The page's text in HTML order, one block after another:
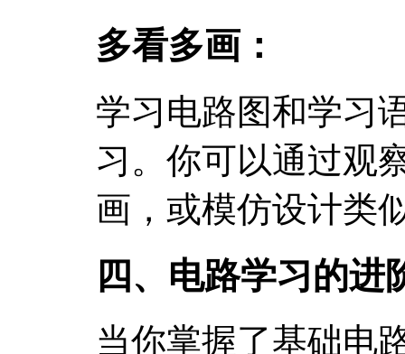
多看多画：
学习电路图和学习
习。你可以通过观
画，或模仿设计类
四、电路学习的进
当你掌握了基础电